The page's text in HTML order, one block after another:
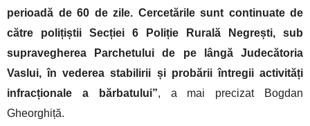
perioadă de 60 de zile. Cercetările sunt continuate de
către polițiștii Secției 6 Poliție Rurală Negrești, sub
supravegherea Parchetului de pe lângă Judecătoria
Vaslui, în vederea stabilirii și probării întregii activități
infracționale a bărbatului”, a mai precizat Bogdan
Gheorghiță.